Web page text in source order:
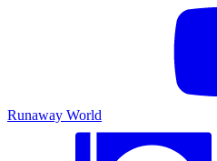
Runaway World